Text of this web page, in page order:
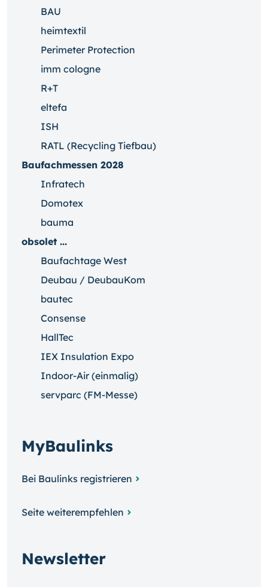
BAU
heimtextil
Perimeter Protection
imm cologne
R+T
eltefa
ISH
RATL (Recycling Tiefbau)
Baufachmessen 2028
Infratech
Domotex
bauma
obsolet ...
Baufachtage West
Deubau / DeubauKom
bautec
Consense
HallTec
IEX Insulation Expo
Indoor-Air (einmalig)
servparc (FM-Messe)
MyBaulinks
Bei Baulinks registrieren
Seite weiterempfehlen
Newsletter